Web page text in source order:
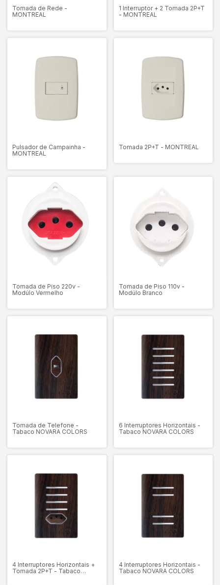
Tomada de Rede -
MONTREAL
1 Interruptor + 2 Tomada 2P+T
- MONTREAL
Pulsador de Campainha -
MONTREAL
Tomada 2P+T - MONTREAL
Tomada de Piso 220v -
Modúlo Vermelho
Tomada de Piso 110v -
Modúlo Branco
Tomada de Telefone -
Tabaco NOVARA COLORS
6 Interruptores Horizontais -
Tabaco NOVARA COLORS
4 Interruptores Horizontais +
Tomada 2P+T - Tabaco
4 Interruptores Horizontais -
Tabaco NOVARA COLORS